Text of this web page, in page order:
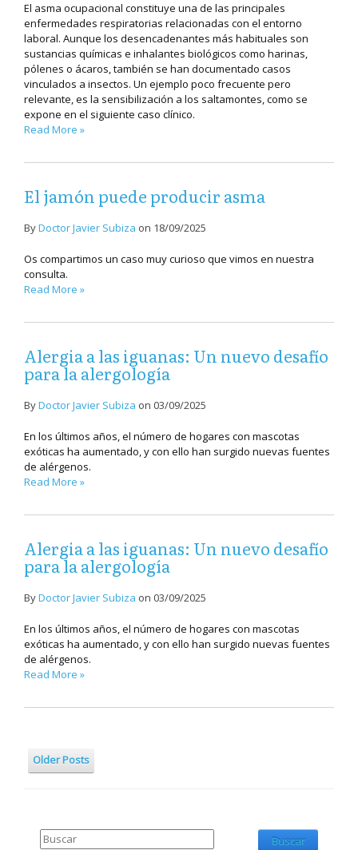
El asma ocupacional constituye una de las principales
enfermedades respiratorias relacionadas con el entorno
laboral. Aunque los desencadenantes más habituales son
sustancias químicas e inhalantes biológicos como harinas,
pólenes o ácaros, también se han documentado casos
vinculados a insectos. Un ejemplo poco frecuente pero
relevante, es la sensibilización a los saltamontes, como se
expone en el siguiente caso clínico.
Read More »
El jamón puede producir asma
ByDoctor Javier Subiza on 18/09/2025
Os compartimos un caso muy curioso que vimos en nuestra
consulta.
Read More »
Alergia a las iguanas: Un nuevo desafío
para la alergología
ByDoctor Javier Subiza on 03/09/2025
En los últimos años, el número de hogares con mascotas
exóticas ha aumentado, y con ello han surgido nuevas fuentes
de alérgenos.
Read More »
Alergia a las iguanas: Un nuevo desafío
para la alergología
ByDoctor Javier Subiza on 03/09/2025
En los últimos años, el número de hogares con mascotas
exóticas ha aumentado, y con ello han surgido nuevas fuentes
de alérgenos.
Read More »
Older Posts
Buscar